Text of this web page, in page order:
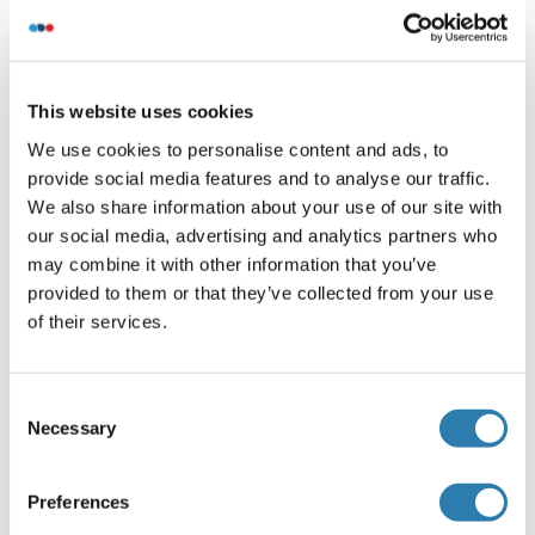
This website uses cookies
We use cookies to personalise content and ads, to
provide social media features and to analyse our traffic.
We also share information about your use of our site with
our social media, advertising and analytics partners who
may combine it with other information that you’ve
provided to them or that they’ve collected from your use
of their services.
Selection
Necessary
Preferences
Optimal working dilution should be determined by the
Beschränkungen
Nur für Forschungszwecke einsetzbar
Handhabung
(ausblenden)
Lyophilized
Buffer